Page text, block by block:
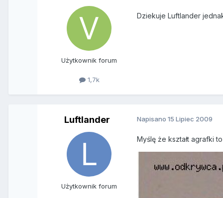
Użytkownik forum
1,7k
Dziekuje Luftlander
Luftlander
Użytkownik forum
Napisano15 Lipiec 2009
Myślę że kształt agrafki